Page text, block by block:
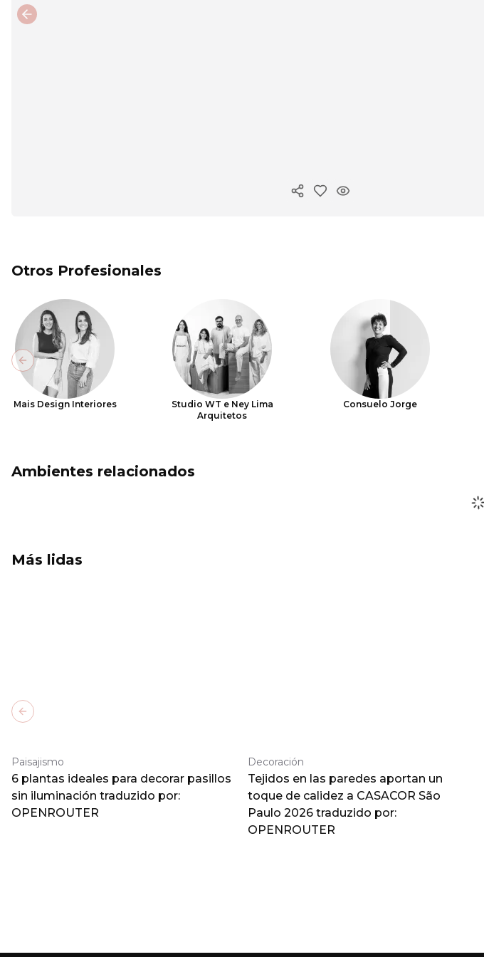
Copiar enlace
Previous slide
Otros Profesionales
Mais Design Interiores
Studio WT e Ney Lima
Arquitetos
Consuelo Jorge
Previous slide
Ambientes relacionados
Más lidas
Paisajismo
6 plantas ideales para decorar pasillos
sin iluminación traduzido por:
OPENROUTER
Decoración
Tejidos en las paredes aportan un
toque de calidez a CASACOR São
Paulo 2026 traduzido por:
OPENROUTER
Previous slide